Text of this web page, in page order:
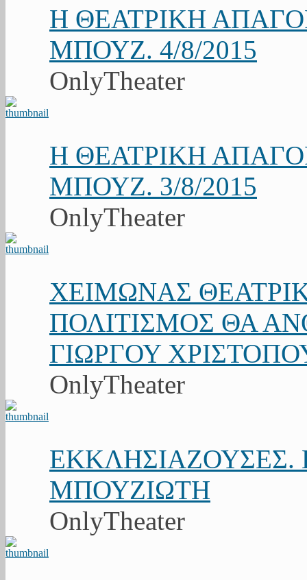
Η ΘΕΑΤΡΙΚΗ
ΜΠΟΥΖ. 4/8/2015
OnlyTheater
Η ΘΕΑΤΡΙΚΗ
ΜΠΟΥΖ. 3/8/2015
OnlyTheater
ΧΕΙΜΩΝΑΣ
ΠΟΛΙΤΙΣΜΟΣ ΘΑ
ΓΙΩΡΓΟΥ
OnlyTheater
ΕΚΚΛΗΣΙΑΖΟΥΣΕΣ.
ΜΠΟΥΖΙΩΤΗ
OnlyTheater